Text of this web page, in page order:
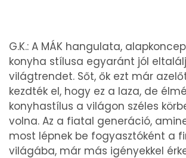
G.K.: A MÁK hangulata,
konyha stílusa egyaránt jól
világtrendet. Sőt, ők ezt már
kezdték el, hogy ez a laza, de
konyhastílus a világon széles
volna. Az a fiatal generáció,
most lépnek be fogyasztóként a
világába, már más igényekkel